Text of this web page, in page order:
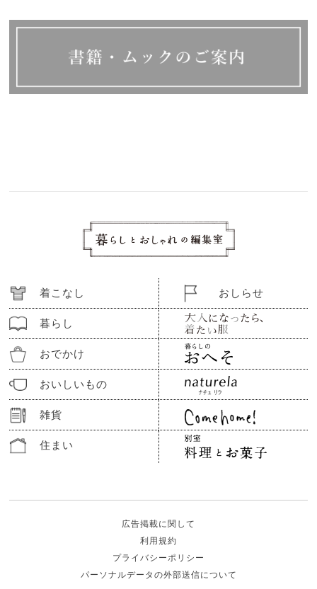
着こなし
暮らし
おでかけ
おいしいもの
雑貨
住まい
おしらせ
広告掲載に関して
利用規約
プライバシーポリシー
パーソナルデータの外部送信について